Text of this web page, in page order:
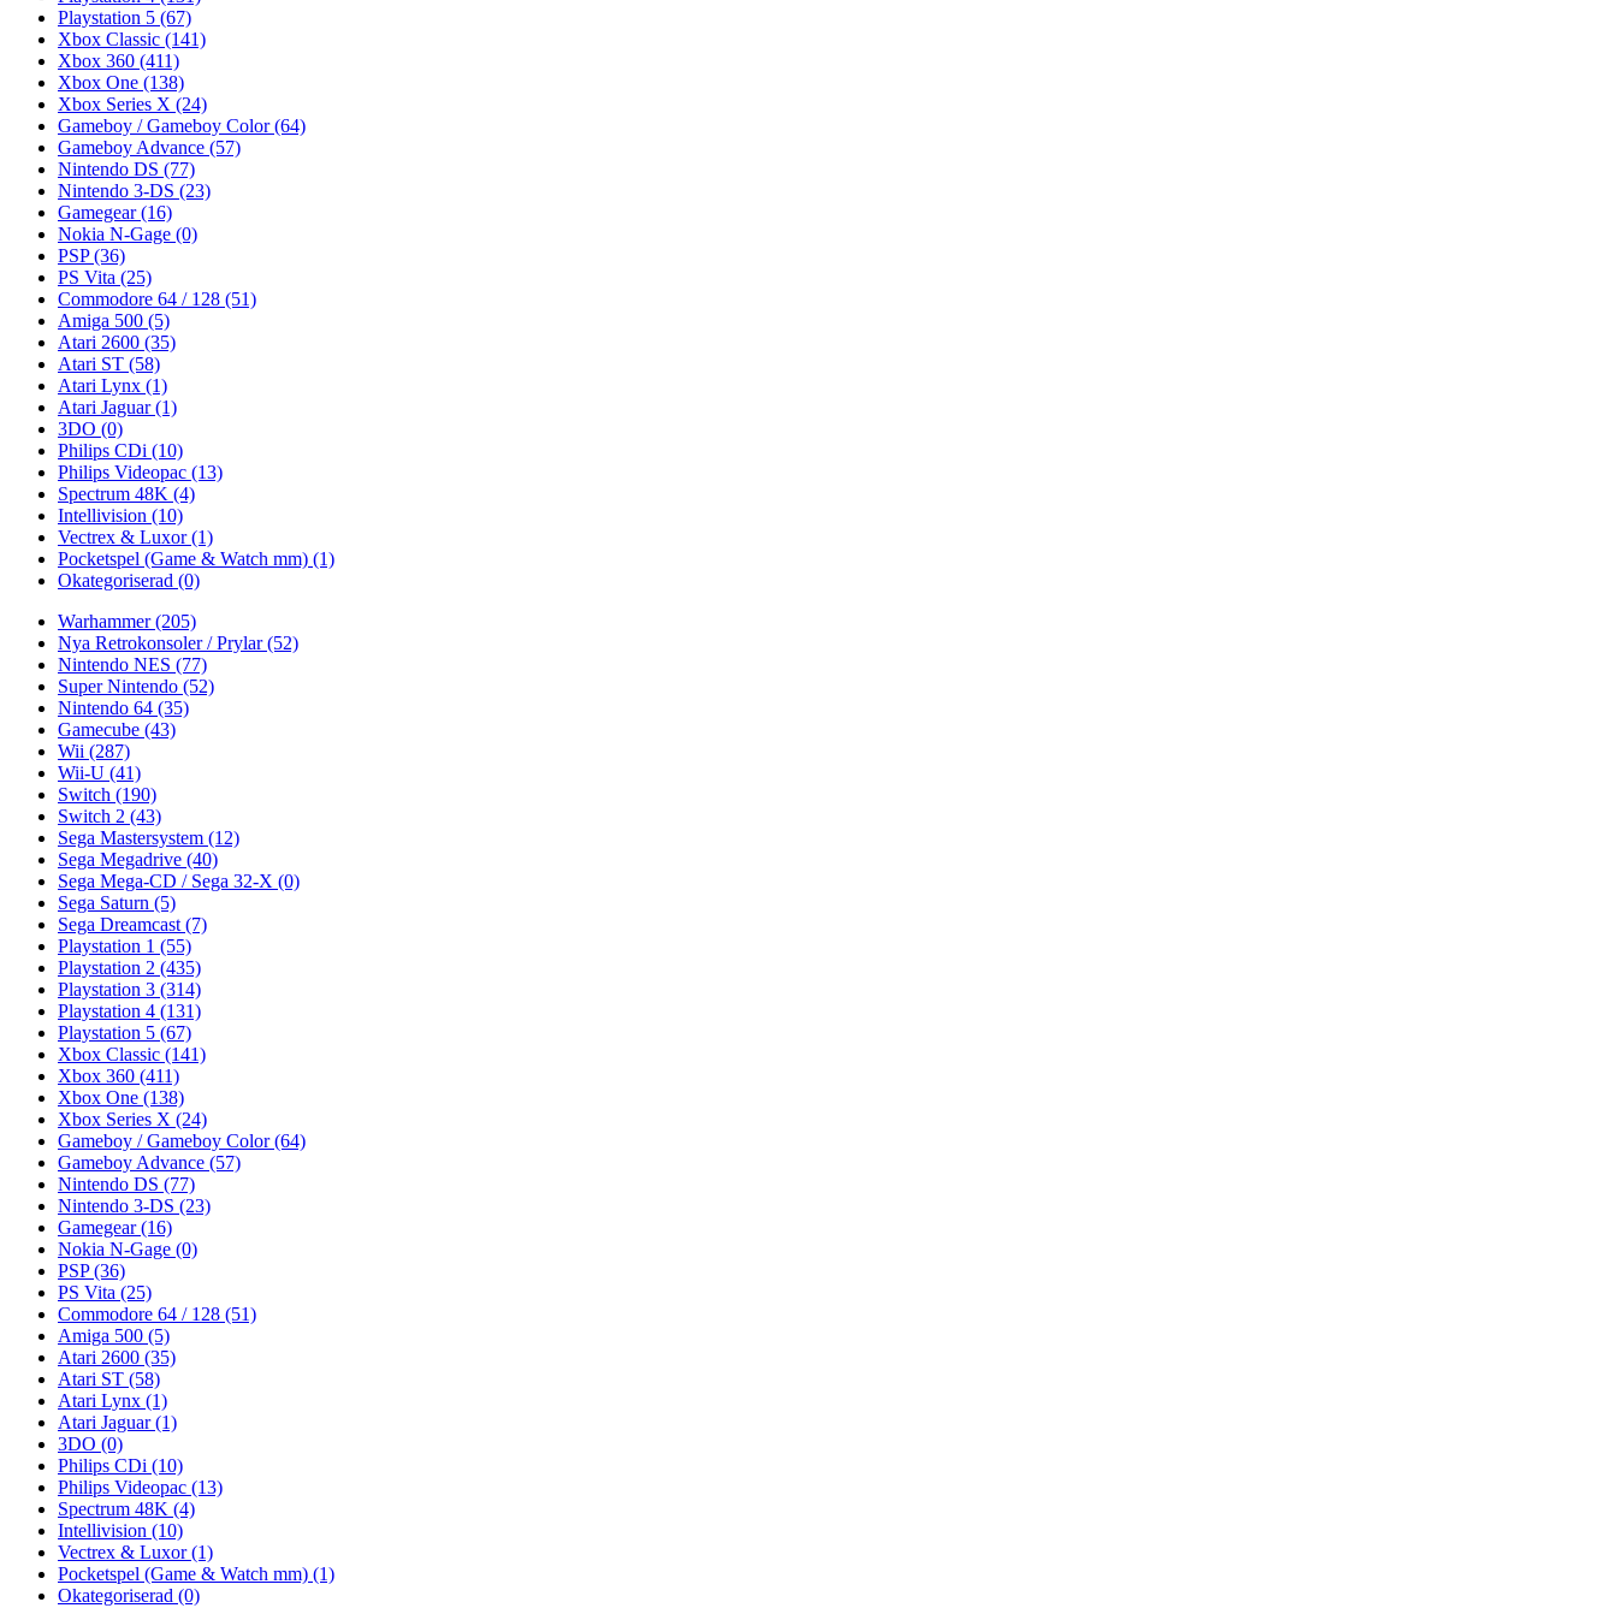
Playstation 5 (67)
Xbox Classic (141)
Xbox 360 (411)
Xbox One (138)
Xbox Series X (24)
Gameboy / Gameboy Color(64)
Gameboy Advance (57)
Nintendo DS (77)
Nintendo 3-DS (23)
Gamegear(16)
Nokia N-Gage (0)
PSP(36)
PS Vita (25)
Commodore 64 / 128 (51)
Amiga 500 (5)
Atari 2600 (35)
Atari ST (58)
Atari Lynx (1)
Atari Jaguar(1)
3DO (0)
Philips CDi (10)
Philips Videopac (13)
Spectrum 48K (4)
Intellivision (10)
Vectrex & Luxor(1)
Pocketspel (Game & Watch mm) (1)
Okategoriserad (0)
Warhammer(205)
Nya Retrokonsoler / Prylar(52)
Nintendo NES (77)
Super Nintendo (52)
Nintendo 64 (35)
Gamecube (43)
Wii (287)
Wii-U (41)
Switch (190)
Switch 2 (43)
Sega Mastersystem (12)
Sega Megadrive (40)
Sega Mega-CD / Sega 32-X (0)
Sega Saturn (5)
Sega Dreamcast (7)
Playstation 1 (55)
Playstation 2 (435)
Playstation 3 (314)
Playstation 4 (131)
Playstation 5 (67)
Xbox Classic (141)
Xbox 360 (411)
Xbox One (138)
Xbox Series X (24)
Gameboy / Gameboy Color(64)
Gameboy Advance (57)
Nintendo DS (77)
Nintendo 3-DS (23)
Gamegear(16)
Nokia N-Gage (0)
PSP(36)
PS Vita (25)
Commodore 64 / 128 (51)
Amiga 500 (5)
Atari 2600 (35)
Atari ST (58)
Atari Lynx (1)
Atari Jaguar(1)
3DO (0)
Philips CDi (10)
Philips Videopac (13)
Spectrum 48K (4)
Intellivision (10)
Vectrex & Luxor(1)
Pocketspel (Game & Watch mm) (1)
Okategoriserad (0)